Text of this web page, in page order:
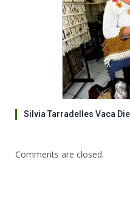
Silvia Tarradelles Vaca
Comments are closed.